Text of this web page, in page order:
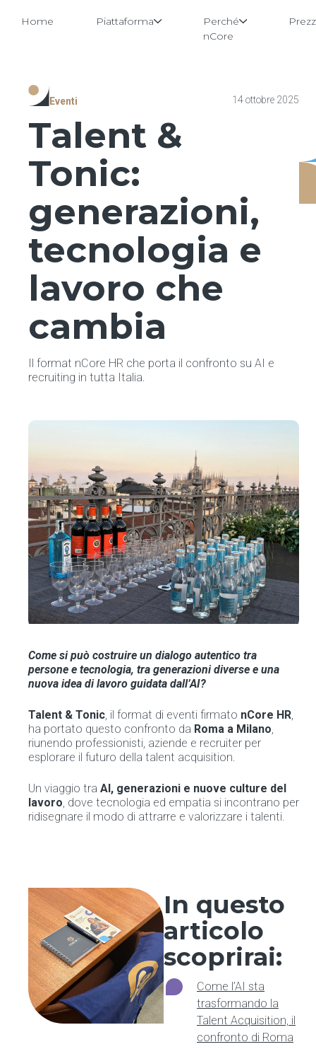
Home Piattaforma
Perché
nCore
Eventi 14 ottobre 2025
Talent &
Tonic:
generazioni,
tecnologia e
lavoro che
cambia
Il format nCore HR che porta il confronto su AI e
recruiting in tutta Italia.
Come si può costruire un dialogo autentico tra
persone e tecnologia, tra generazioni diverse e una
nuova idea di lavoro guidata dall’AI?
Talent & Tonic, il format di eventi firmato nCore HR,
ha portato questo confronto da Roma a Milano,
riunendo professionisti, aziende e recruiter per
esplorare il futuro della talent acquisition.
Un viaggio tra AI, generazioni e nuove culture del
lavoro, dove tecnologia ed empatia si incontrano per
ridisegnare il modo di attrarre e valorizzare i talenti.
In questo
articolo
scoprirai:
Come l’AI sta
trasformando la
Talent Acquisition, il
confronto di Roma